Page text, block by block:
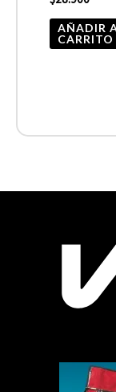
AÑADIR
CARRITO